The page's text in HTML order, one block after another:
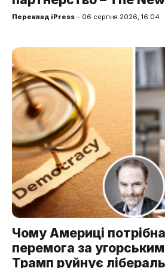
Переклад iPress – 06 серпня 2026, 16:04
Чому Америці
перемога за
Трамп руйнує